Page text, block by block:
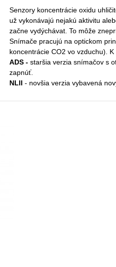
Senzory koncentrácie oxidu
už vykonávajú nejakú aktivitu
začne vydýchávat. To môže
Snímače pracujú na optickom
koncentrácie CO2 vo vzduchu).
ADS - staršia verzia snímačov s
zapnúť.
NLII - novšia verzia vybavená